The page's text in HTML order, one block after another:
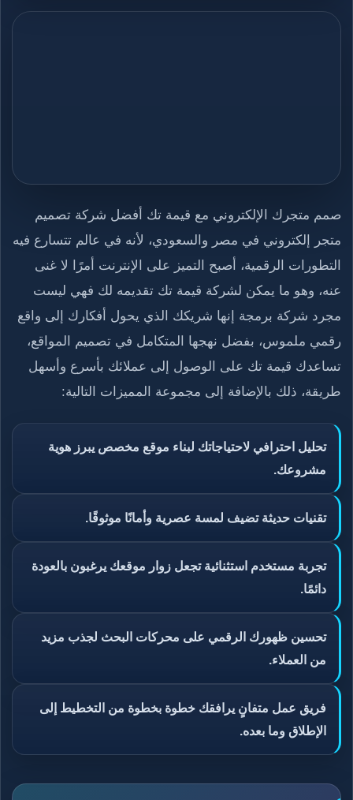
صمم متجرك الإلكتروني مع قيمة تك أفضل شركة تصميم
متجر إلكتروني في مصر والسعودي، لأنه في عالم تتسارع فيه
التطورات الرقمية، أصبح التميز على الإنترنت أمرًا لا غنى
عنه، وهو ما يمكن لشركة قيمة تك تقديمه لك فهي ليست
مجرد شركة برمجة إنها شريكك الذي يحول أفكارك إلى واقع
رقمي ملموس، بفضل نهجها المتكامل في تصميم المواقع،
تساعدك قيمة تك على الوصول إلى عملائك بأسرع وأسهل
طريقة، ذلك بالإضافة إلى مجموعة المميزات التالية:
تحليل احترافي لاحتياجاتك لبناء موقع مخصص يبرز هوية
مشروعك.
تقنيات حديثة تضيف لمسة عصرية وأمانًا موثوقًا.
تجربة مستخدم استثنائية تجعل زوار موقعك يرغبون بالعودة
دائمًا.
تحسين ظهورك الرقمي على محركات البحث لجذب مزيد
من العملاء.
فريق عمل متفانٍ يرافقك خطوة بخطوة من التخطيط إلى
الإطلاق وما بعده.